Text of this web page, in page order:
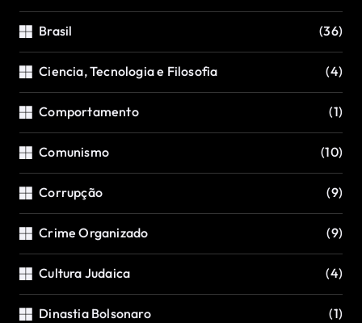
Brasil (36)
Ciencia, Tecnologia e Filosofia (4)
Comportamento (1)
Comunismo (10)
Corrupção (9)
Crime Organizado (9)
Cultura Judaica (4)
Dinastia Bolsonaro (1)